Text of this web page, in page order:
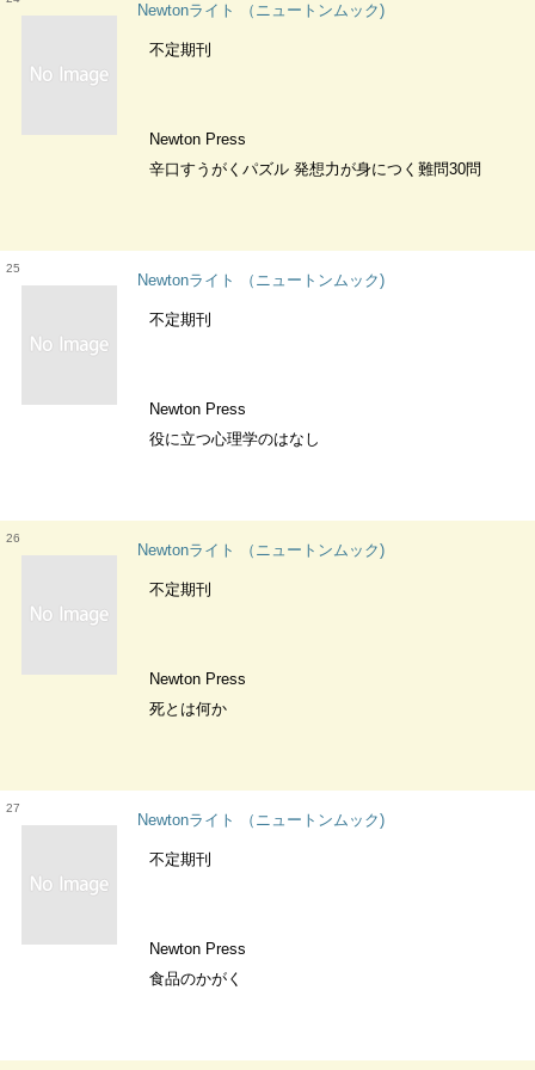
Newtonライト （ニュートンムック)
不定期刊
Newton Press
辛口すうがくパズル 発想力が身につく難問30問
25
Newtonライト （ニュートンムック)
不定期刊
Newton Press
役に立つ心理学のはなし
26
Newtonライト （ニュートンムック)
不定期刊
Newton Press
死とは何か
27
Newtonライト （ニュートンムック)
不定期刊
Newton Press
食品のかがく